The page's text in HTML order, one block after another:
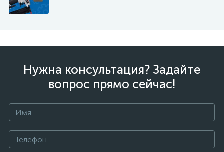
Нужна консультация? Задайте
вопрос прямо сейчас!